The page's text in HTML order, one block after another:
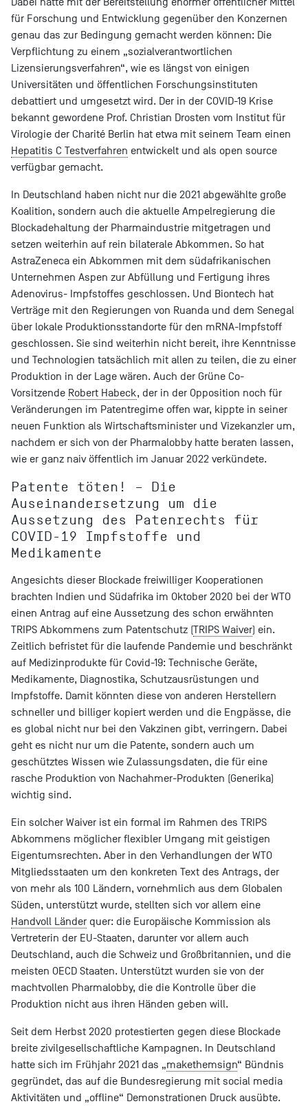
für Forschung und Entwicklung gegenüber den Konzernen
genau das zur Bedingung gemacht werden können: Die
Verpflichtung zu einem „sozialverantwortlichen
Lizensierungsverfahren“, wie es längst von einigen
Universitäten und öffentlichen Forschungsinstituten
debattiert und umgesetzt wird. Der in der COVID-19 Krise
bekannt gewordene Prof. Christian Drosten vom Institut für
Virologie der Charité Berlin hat etwa mit seinem Team einen
Hepatitis C Testverfahren entwickelt und als open source
verfügbar gemacht.
In Deutschland haben nicht nur die 2021 abgewählte große
Koalition, sondern auch die aktuelle Ampelregierung die
Blockadehaltung der Pharmaindustrie mitgetragen und
setzen weiterhin auf rein bilaterale Abkommen. So hat
AstraZeneca ein Abkommen mit dem südafrikanischen
Unternehmen Aspen zur Abfüllung und Fertigung ihres
Adenovirus- Impfstoffes geschlossen. Und Biontech hat
Verträge mit den Regierungen von Ruanda und dem Senegal
über lokale Produktionsstandorte für den mRNA-Impfstoff
geschlossen. Sie sind weiterhin nicht bereit, ihre Kenntnisse
und Technologien tatsächlich mit allen zu teilen, die zu einer
Produktion in der Lage wären. Auch der Grüne Co-
Vorsitzende Robert Habeck, der in der Opposition noch für
Veränderungen im Patentregime offen war, kippte in seiner
neuen Funktion als Wirtschaftsminister und Vizekanzler um,
nachdem er sich von der Pharmalobby hatte beraten lassen,
wie er ganz naiv öffentlich im Januar 2022 verkündete.
Patente töten! – Die
Auseinandersetzung um die
Aussetzung des Patenrechts für
COVID-19 Impfstoffe und
Medikamente
Angesichts dieser Blockade freiwilliger Kooperationen
brachten Indien und Südafrika im Oktober 2020 bei der WTO
einen Antrag auf eine Aussetzung des schon erwähnten
TRIPS Abkommens zum Patentschutz (TRIPS Waiver) ein.
Zeitlich befristet für die laufende Pandemie und beschränkt
auf Medizinprodukte für Covid-19: Technische Geräte,
Medikamente, Diagnostika, Schutzausrüstungen und
Impfstoffe. Damit könnten diese von anderen Herstellern
schneller und billiger kopiert werden und die Engpässe, die
es global nicht nur bei den Vakzinen gibt, verringern. Dabei
geht es nicht nur um die Patente, sondern auch um
geschütztes Wissen wie Zulassungsdaten, die für eine
rasche Produktion von Nachahmer-Produkten (Generika)
wichtig sind.
Ein solcher Waiver ist ein formal im Rahmen des TRIPS
Abkommens möglicher flexibler Umgang mit geistigen
Eigentumsrechten. Aber in den Verhandlungen der WTO
Mitgliedsstaaten um den konkreten Text des Antrags, der
von mehr als 100 Ländern, vornehmlich aus dem Globalen
Süden, unterstützt wurde, stellten sich vor allem eine
Handvoll Länder quer: die Europäische Kommission als
Vertreterin der EU-Staaten, darunter vor allem auch
Deutschland, auch die Schweiz und Großbritannien, und die
meisten OECD Staaten. Unterstützt wurden sie von der
machtvollen Pharmalobby, die die Kontrolle über die
Produktion nicht aus ihren Händen geben will.
Seit dem Herbst 2020 protestierten gegen diese Blockade
breite zivilgesellschaftliche Kampagnen. In Deutschland
hatte sich im Frühjahr 2021 das „makethemsign“ Bündnis
gegründet, das auf die Bundesregierung mit social media
Aktivitäten und „offline“ Demonstrationen Druck ausübte.